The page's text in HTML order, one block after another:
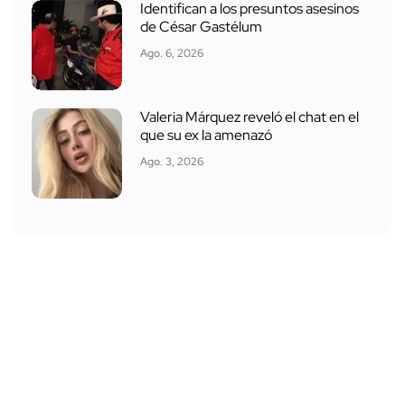
Identifican a los presuntos asesinos
de César Gastélum
Ago. 6, 2026
Valeria Márquez reveló el chat en el
que su ex la amenazó
Ago. 3, 2026